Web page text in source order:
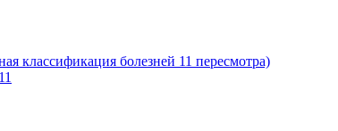
классификация болезней 11 пересмотра)